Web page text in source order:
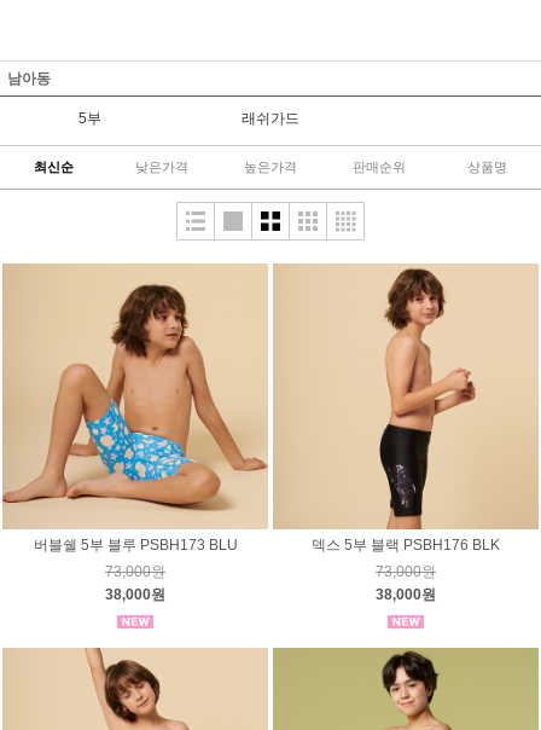
남아동
5부 래쉬가드
최신순 낮은가격 높은가격 판매순위 상품명
버블쉘 5부 블루 PSBH173 BLU
73,000원
38,000원
덱스 5부 블랙 PSBH176 BLK
73,000원
38,000원